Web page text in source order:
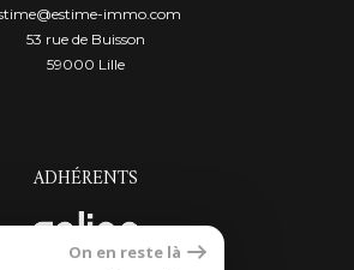
immo.com
53 rue de Buisson
59000
lille
ADHÉRENTS
On en reste là